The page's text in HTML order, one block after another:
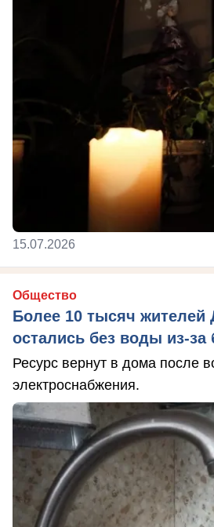
15.07.2026
Общество
Более 10 тысяч жителей
остались без воды из-за
Ресурс вернут в дома после
электроснабжения.